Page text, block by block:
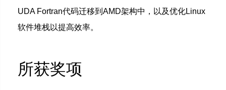
UDA Fortran代码迁移到AMD架构中，以及优化Linux
软件堆栈以提高效率。
所获奖项